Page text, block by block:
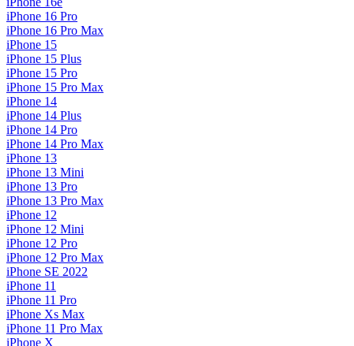
iPhone 16 Pro
iPhone 16 Pro Max
iPhone 15
iPhone 15 Plus
iPhone 15 Pro
iPhone 15 Pro Max
iPhone 14
iPhone 14 Plus
iPhone 14 Pro
iPhone 14 Pro Max
iPhone 13
iPhone 13 Mini
iPhone 13 Pro
iPhone 13 Pro Max
iPhone 12
iPhone 12 Mini
iPhone 12 Pro
iPhone 12 Pro Max
iPhone SE 2022
iPhone 11
iPhone 11 Pro
iPhone Xs Max
iPhone 11 Pro Max
iPhone X